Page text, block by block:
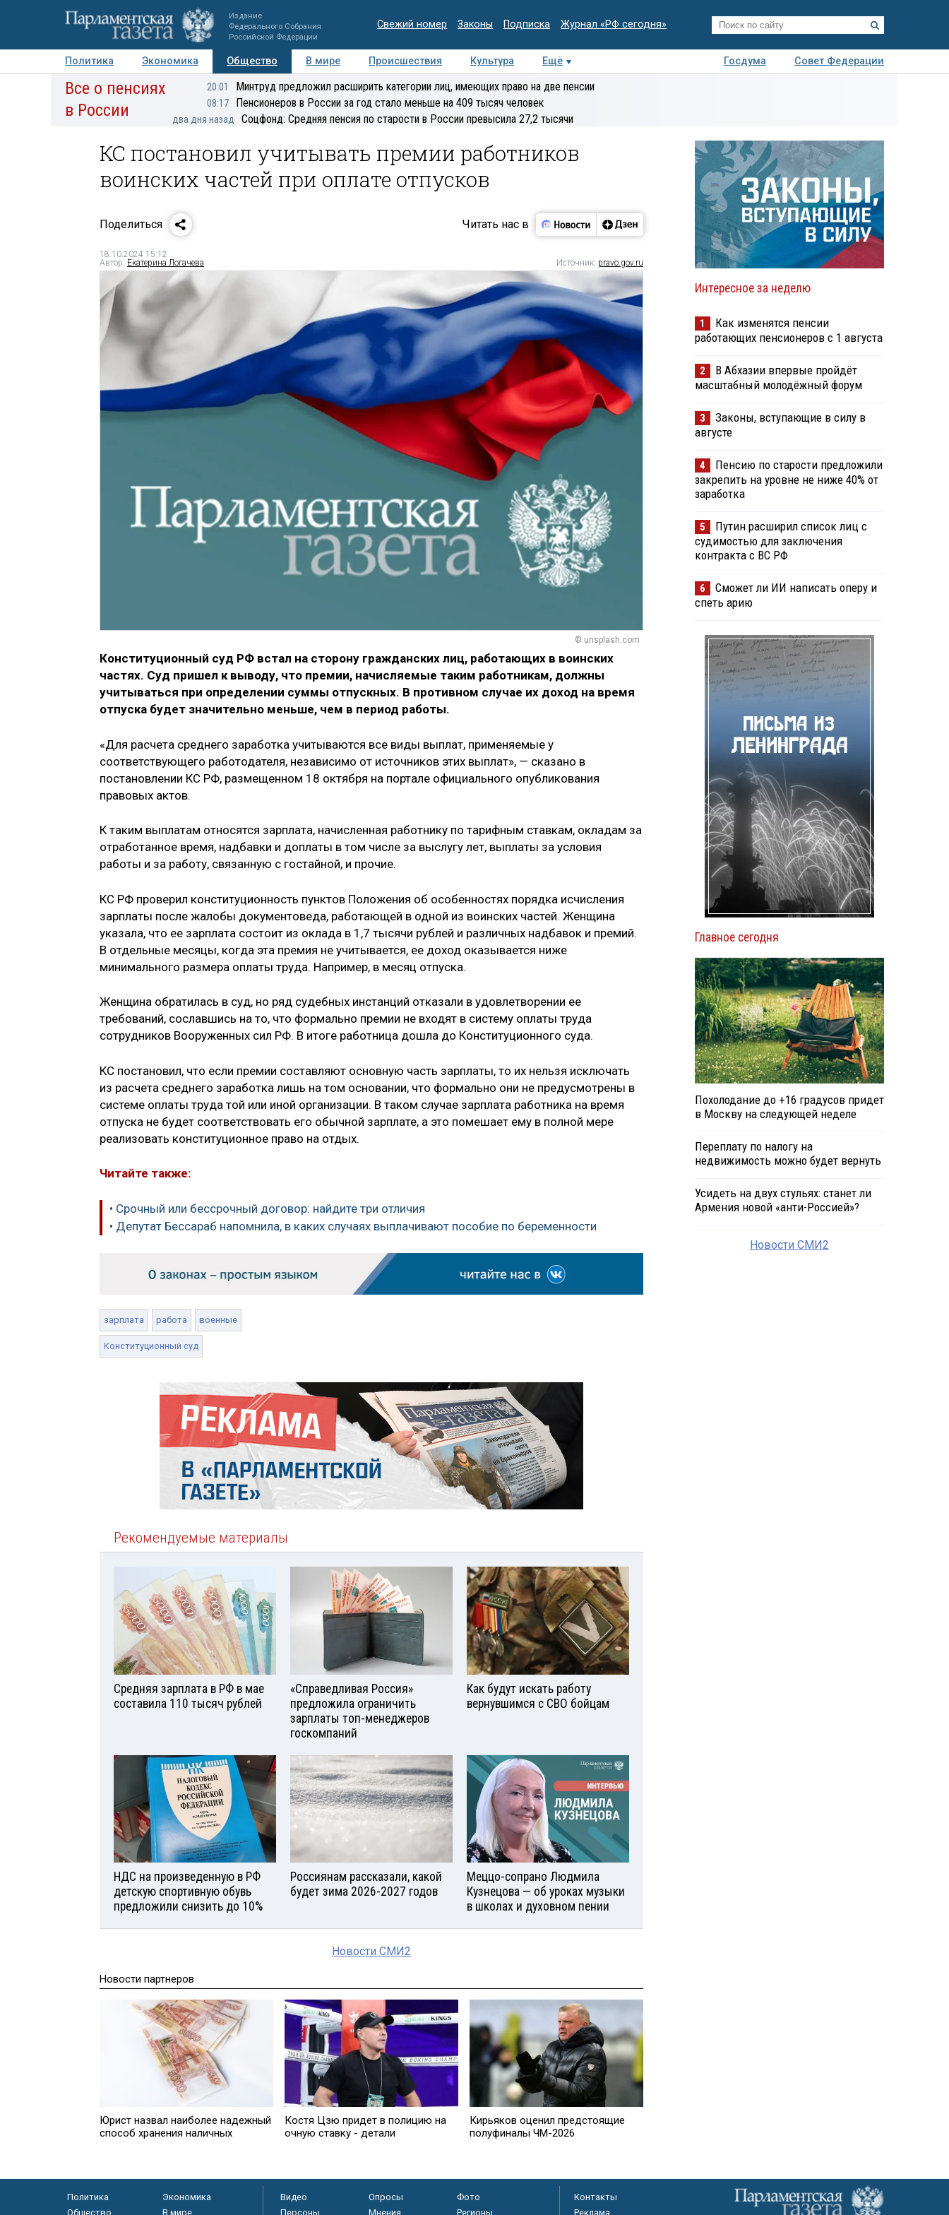
Издание
Федерального Собрания
Российской Федерации
Свежий номер Законы Подписка Журнал «РФ сегодня»
Политика Экономика Общество В мире Происшествия Культура Ещё Госдума
Совет Федерации
Авторы Персоны Мнения Регионы Медиацентр Интервью Колумнисты
Деловая
Все о пенсиях
в России
20:01 Минтруд предложил расширить категории лиц, имеющих право на две пенсии
08:17 Пенсионеров в России за год стало меньше на 409 тысяч человек
два дня назад Соцфонд: Средняя пенсия по старости в России превысила 27,2 тысячи
КС постановил учитывать премии работников
воинских частей при оплате отпусков
Поделиться Читать нас в
18.10.2024 15:12
Автор: Екатерина Логачева Источник: pravo.gov.ru
© unsplash.com
Конституционный суд РФ встал на сторону гражданских лиц, работающих в воинских
частях. Суд пришел к выводу, что премии, начисляемые таким работникам, должны
учитываться при определении суммы отпускных. В противном случае их доход на время
отпуска будет значительно меньше, чем в период работы.
«Для расчета среднего заработка учитываются все виды выплат, применяемые у
соответствующего работодателя, независимо от источников этих выплат», — сказано в
постановлении КС РФ, размещенном 18 октября на портале официального опубликования
правовых актов.
К таким выплатам относятся зарплата, начисленная работнику по тарифным ставкам, окладам за
отработанное время, надбавки и доплаты в том числе за выслугу лет, выплаты за условия
работы и за работу, связанную с гостайной, и прочие.
КС РФ проверил конституционность пунктов Положения об особенностях порядка исчисления
зарплаты после жалобы документоведа, работающей в одной из воинских частей. Женщина
указала, что ее зарплата состоит из оклада в 1,7 тысячи рублей и различных надбавок и премий.
В отдельные месяцы, когда эта премия не учитывается, ее доход оказывается ниже
минимального размера оплаты труда. Например, в месяц отпуска.
Женщина обратилась в суд, но ряд судебных инстанций отказали в удовлетворении ее
требований, сославшись на то, что формально премии не входят в систему оплаты труда
сотрудников Вооруженных сил РФ. В итоге работница дошла до Конституционного суда.
КС постановил, что если премии составляют основную часть зарплаты, то их нельзя исключать
из расчета среднего заработка лишь на том основании, что формально они не предусмотрены в
системе оплаты труда той или иной организации. В таком случае зарплата работника на время
отпуска не будет соответствовать его обычной зарплате, а это помешает ему в полной мере
реализовать конституционное право на отдых.
Читайте также:
• Срочный или бессрочный договор: найдите три отличия
• Депутат Бессараб напомнила, в каких случаях выплачивают пособие по беременности
зарплата работа военные
Конституционный суд
Рекомендуемые материалы
Средняя зарплата в РФ в мае
составила 110 тысяч рублей
«Справедливая Россия»
предложила ограничить
зарплаты топ-менеджеров
госкомпаний
Как будут искать работу
вернувшимся с СВО бойцам
НДС на произведенную в РФ
детскую спортивную обувь
предложили снизить до 10%
Россиянам рассказали, какой
будет зима 2026-2027 годов
Меццо-сопрано Людмила
Кузнецова — об уроках музыки
в школах и духовном пении
Новости СМИ2
Новости партнеров
Юрист нaзвал наиболее надежный
способ хранения наличных
Костя Цзю придет в полицию на
очную ставку - детали
Кирьяков оценил предстоящие
полуфиналы ЧМ-2026
Интересное за неделю
1
Как изменятся пенсии
работающих пенсионеров с 1 августа
2
В Абхазии впервые пройдёт
масштабный молодёжный форум
3
Законы, вступающие в силу в
августе
4
Пенсию по старости предложили
закрепить на уровне не ниже 40% от
заработка
5
Путин расширил список лиц с
судимостью для заключения
контракта с ВС РФ
6
Сможет ли ИИ написать оперу и
спеть арию
Главное сегодня
Похолодание до +16 градусов придет
в Москву на следующей неделе
Переплату по налогу на
недвижимость можно будет вернуть
Усидеть на двух стульях: станет ли
Армения новой «анти-Россией»?
Новости СМИ2
Политика
Экономика
Общество
В мире
Видео Опросы
Фото
Персоны
Мнения Регионы
Контакты
Реклама